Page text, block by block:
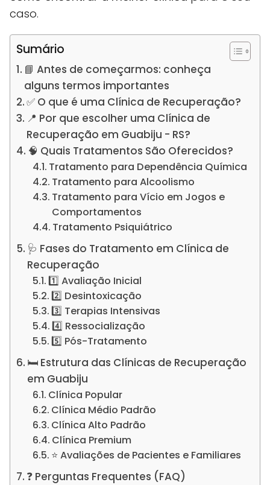
caso.
Sumário
📘 Antes de começarmos: conheça
alguns termos importantes
✅ O que é uma Clínica de Recuperação?
📍 Por que escolher uma Clínica de
Recuperação em Guabiju - RS?
🧠 Quais Tratamentos São Oferecidos?
Tratamento para Dependência Química
Tratamento para Alcoolismo
Tratamento para Vício em Jogos e
Comportamentos
Tratamento Psiquiátrico
🩺 Fases do Tratamento em Clínica de
Recuperação
1️⃣ Avaliação Inicial
2️⃣ Desintoxicação
3️⃣ Terapias Intensivas
4️⃣ Ressocialização
5️⃣ Pós-Tratamento
🛏️ Estrutura das Clínicas de Recuperação
em Guabiju
Clínica Popular
Clínica Médio Padrão
Clínica Alto Padrão
Clínica Premium
⭐ Avaliações de Pacientes e Familiares
❓ Perguntas Frequentes (FAQ)